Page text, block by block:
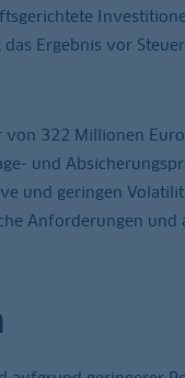
Ergebnis vor
von 322 Millionen
und
und geringen
Anforderungen und